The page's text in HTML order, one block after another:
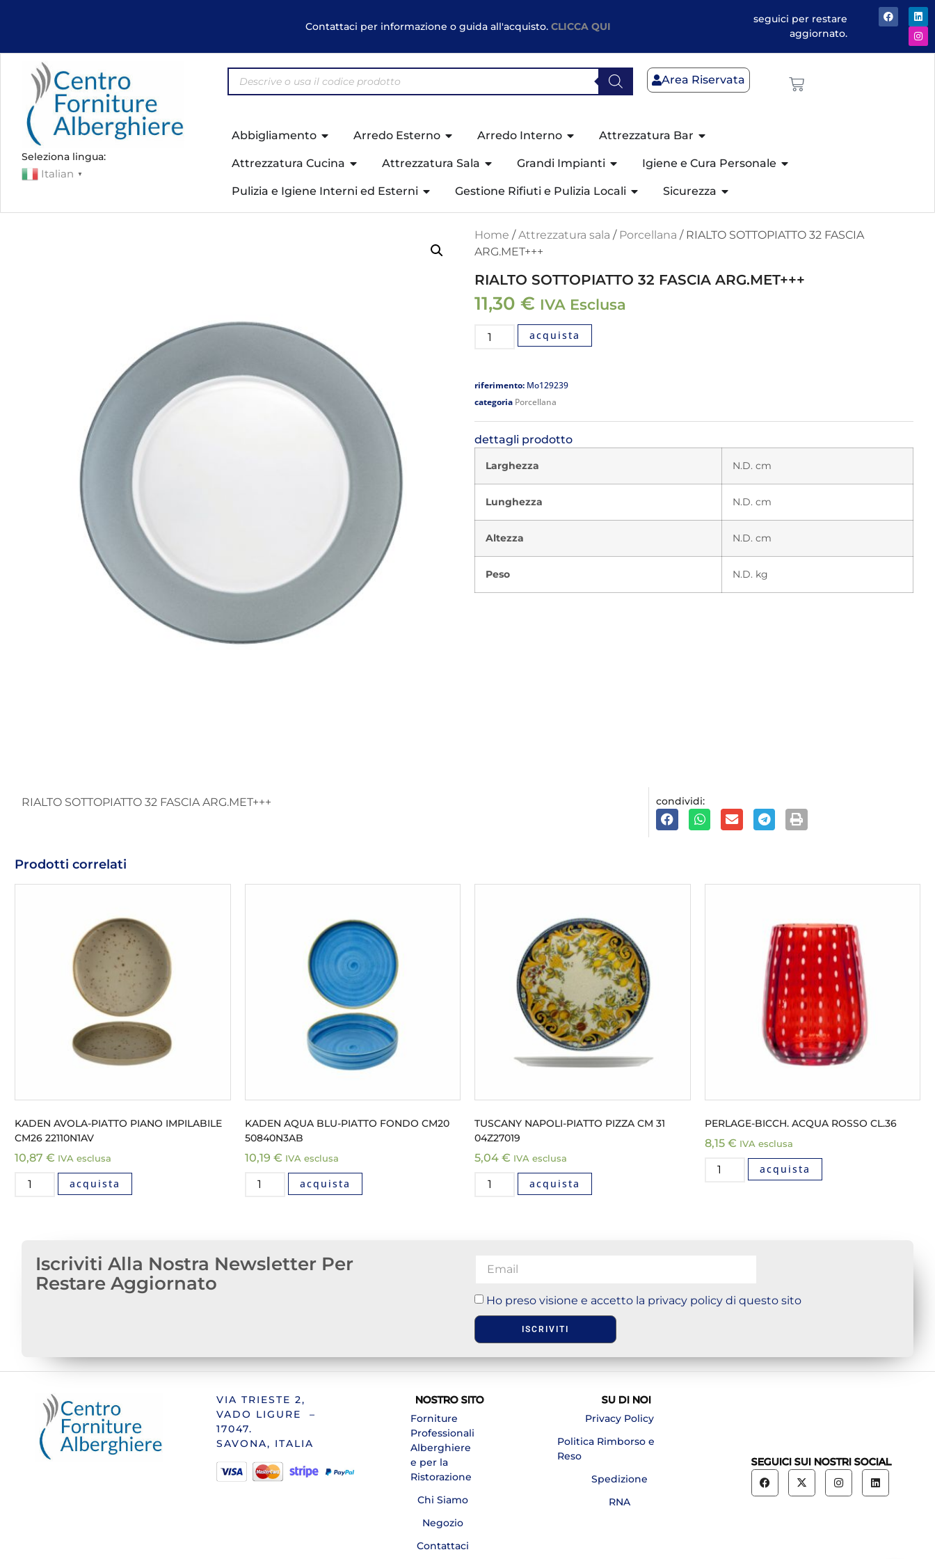
Contattaci per informazione o guida all'acquisto.CLICCA QUI
seguici per restare
aggiornato.
Seleziona lingua:
Italian ▼
Area Riservata
Abbigliamento Arredo Esterno Arredo Interno Attrezzatura Bar
Attrezzatura Cucina Attrezzatura Sala Grandi Impianti Igiene e Cura Personale
Pulizia e Igiene Interni ed Esterni Gestione Rifiuti e Pulizia Locali Sicurezza
Home /Attrezzatura sala / Porcellana / RIALTO SOTTOPIATTO 32 FASCIA
ARG.MET+++
RIALTO SOTTOPIATTO 32 FASCIA ARG.MET+++
11,30 € IVA Esclusa
acquista
riferimento: Mo129239
categoria Porcellana
dettagli prodotto
Larghezza N.D. cm
Lunghezza N.D. cm
Altezza N.D. cm
Peso N.D. kg
RIALTO SOTTOPIATTO 32 FASCIA ARG.MET+++ condividi:
Prodotti correlati
KADEN AVOLA-PIATTO PIANO IMPILABILE
CM26 22110N1AV
10,87 € IVA esclusa
acquista
KADEN AQUA BLU-PIATTO FONDO CM20
50840N3AB
10,19 € IVA esclusa
acquista
TUSCANY NAPOLI-PIATTO PIZZA CM 31
04Z27019
5,04 € IVA esclusa
acquista
PERLAGE-BICCH. ACQUA ROSSO CL.36
8,15 € IVA esclusa
acquista
Iscriviti Alla Nostra Newsletter Per
Restare Aggiornato
Ho preso visione e accetto la privacy policy di questo sito
ISCRIVITI
VIA TRIESTE 2,
VADO LIGURE –
17047.
SAVONA, ITALIA
NOSTRO SITO
Forniture
Professionali
Alberghiere
e per la
Ristorazione
Chi Siamo
Negozio
Contattaci
SU DI NOI
Privacy Policy
Politica Rimborso e
Reso
Spedizione
RNA
SEGUICI SUI NOSTRI SOCIAL